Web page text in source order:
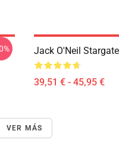
Jack O'Neil
39,51 € - 45,95 €
VER MÁS